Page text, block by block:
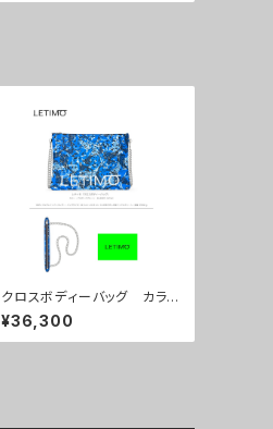
クロスボディーバッグ カラ
ー/プロポーズブルー ■配
送まで約１か月
¥36,300